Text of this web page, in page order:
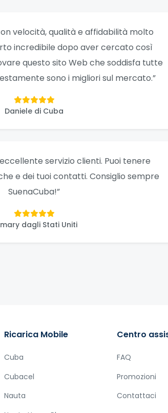
velocità, qualità e affidabilità molto
incredibile dopo aver cercato così
questo sito Web che soddisfa tutte
sono i migliori sul mercato.”
Daniele di Cuba
servizio clienti. Puoi tenere
e dei tuoi contatti. Consiglio sempre
SuenaCuba!”
dagli Stati Uniti
Ricarica Mobile
Cuba
Cubacel
Nauta
Centro
FAQ
Promozioni
Contattaci